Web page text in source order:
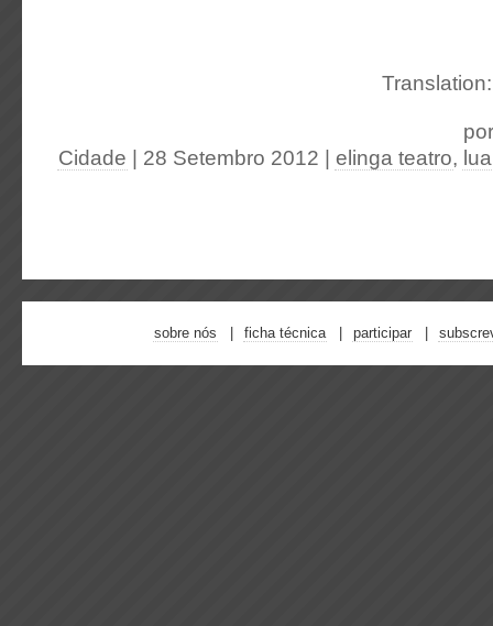
Cidade | 28 Setembro 2012 elinga teatro,
sobre nós ficha técnica participar